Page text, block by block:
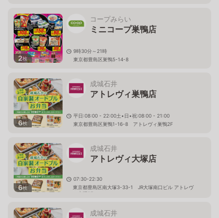
2枚
コープみらい
ミニコープ巣鴨店
9時30分～21時
東京都豊島区巣鴨5-14-8
6枚
成城石井
アトレヴィ巣鴨店
平日:08:00 - 22:00土•日•祝:08:00 - 21:00
東京都豊島区巣鴨1-16-8 アトレヴィ巣鴨2F
6枚
成城石井
アトレヴィ大塚店
07:30-22:30
東京都豊島区南大塚3-33-1 JR大塚南口ビル アトレヴ
ィ大塚2F
成城石井